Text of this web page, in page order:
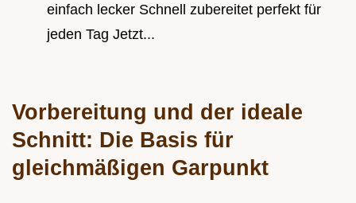
einfach lecker Schnell zubereitet perfekt für
jeden Tag Jetzt...
Vorbereitung und der ideale
Schnitt: Die Basis für
gleichmäßigen Garpunkt